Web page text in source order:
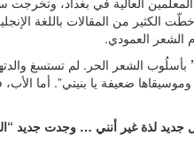
الكثير من المقالات باللغة
بأسلُوب الشعر الحر. لم تستسغ
ضعيفة يا بنيتي”. أما
جديد لذة غير أنني … وجدت جديد